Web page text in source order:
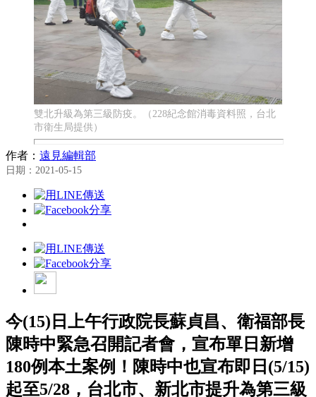
雙北升級為第三級防疫。（228紀念館消毒資料照，台北
市衛生局提供）
作者： 遠見編輯部
日期：2021-05-15
今(15)日上午行政院長蘇貞昌、衛福部長
陳時中緊急召開記者會，宣布單日新增
180例本土案例！陳時中也宣布即日(5/15)
起至5/28，台北市、新北市提升為第三級